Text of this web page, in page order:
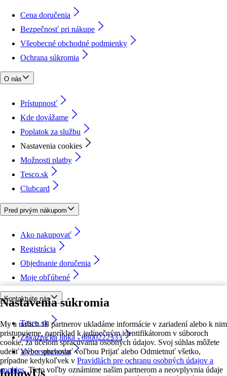
Nastavenia súkromia
My a našich 18 partnerov ukladáme informácie v zariadení alebo k nim
pristupujeme, napríklad k jedinečným identifikátorom v súboroch
cookie, za účelom spracúvania osobných údajov. Svoj súhlas môžete
udeliť alebo spravovať voľbou Prijať alebo Odmietnuť všetko,
prípadne kedykoľvek v Pravidlách pre ochranu osobných údajov a
cookies. Tieto voľby oznámime našim partnerom a neovplyvnia údaje
Cena doručenia
Bezpečnosť pri nákupe
Všeobecné obchodné podmienky
Ochrana súkromia
O nás
Prístupnosť
Kde dovážame
Poplatok za službu
Nastavenia cookies
Možnosti platby
Tesco.sk
Clubcard
Pred prvým nákupom
Ako nakupovať
Registrácia
Objednanie doručenia
Moje obľúbené
Kontaktujte nás
Tesco.sk
Zákaznícka linka - 0800222333
Výber obchodu
followUs